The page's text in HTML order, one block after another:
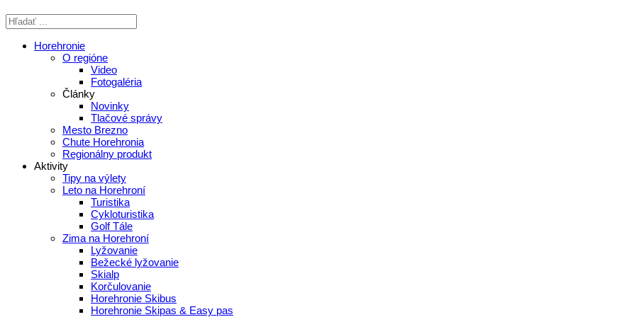
Horehronie
O regióne
Video
Fotogaléria
Články
Novinky
Tlačové správy
Mesto Brezno
Chute Horehronia
Regionálny produkt
Aktivity
Tipy na výlety
Leto na Horehroní
Turistika
Cykloturistika
Golf Tále
Zima na Horehroní
Lyžovanie
Bežecké lyžovanie
Skialp
Korčulovanie
Horehronie Skibus
Horehronie Skipas & Easy pas